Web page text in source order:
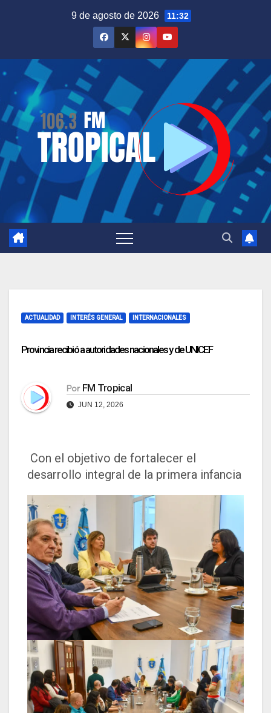
9 de agosto de 2026 11:32
ACTUALIDAD INTERÉS GENERAL INTERNACIONALES
Provincia recibió a autoridades nacionales y de UNICEF
Por FM Tropical
JUN 12, 2026
Con el objetivo de fortalecer el
desarrollo integral de la primera infancia